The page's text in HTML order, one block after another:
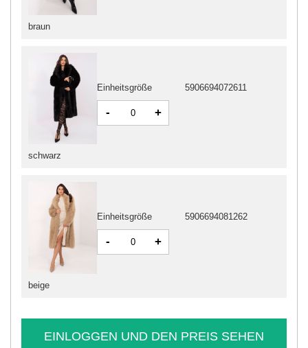
schwarz
Einheitsgröße 5906694072611
- +
beige
Einheitsgröße 5906694081262
- +
braun
EINLOGGEN UND DEN PREIS SEHEN